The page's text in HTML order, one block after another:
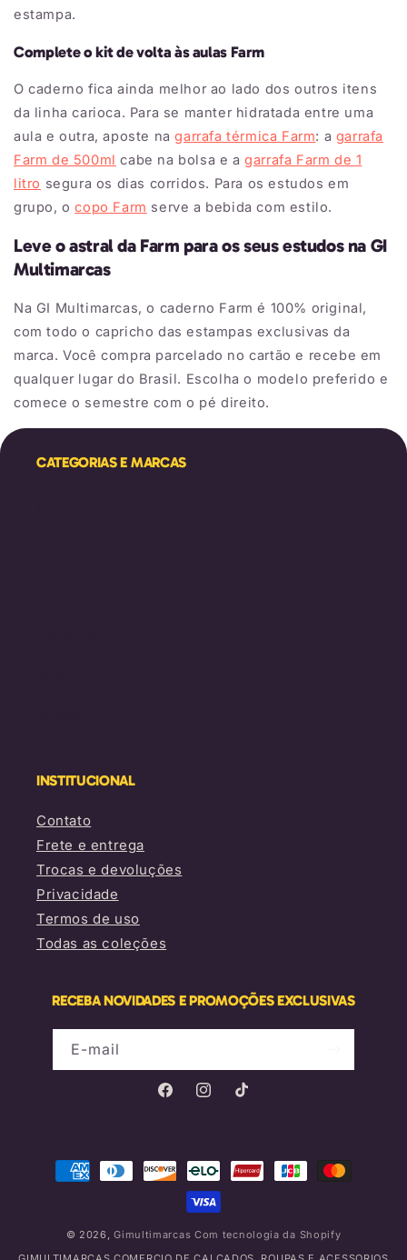
estampa.
Complete o kit de volta às aulas Farm
O caderno fica ainda melhor ao lado dos outros itens
da linha carioca. Para se manter hidratada entre uma
aula e outra, aposte nagarrafa térmica Farm: a garrafa
Farm de 500ml cabe na bolsa e agarrafa Farm de 1
litro segura os dias corridos. Para os estudos em
grupo, ocopo Farm serve a bebida com estilo.
Leve o astral da Farm para os seus estudos na GI
Multimarcas
Na GI Multimarcas, o caderno Farm é 100% original,
com todo o capricho das estampas exclusivas da
marca. Você compra parcelado no cartão e recebe em
qualquer lugar do Brasil. Escolha o modelo preferido e
comece o semestre com o pé direito.
CATEGORIAS E MARCAS
INSTITUCIONAL
Contato
Frete e entrega
Trocas e devoluções
Privacidade
Termos de uso
Todas as coleções
RECEBA NOVIDADES E PROMOÇÕES EXCLUSIVAS
E-mail
FacebookInstagramTikTok
Formas
© 2026,Gimultimarcas Com tecnologia da Shopify